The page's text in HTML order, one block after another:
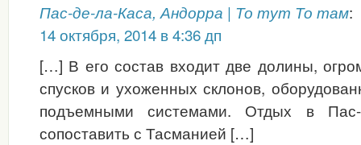
Пас-де-ла-Каса, Андорра | То тут То там:
14 октября, 2014 в 4:36 дп
[…] В его состав входит две долины,
спусков и ухоженных склонов,
подъемными системами. Отдых в
сопоставить с Тасманией […]